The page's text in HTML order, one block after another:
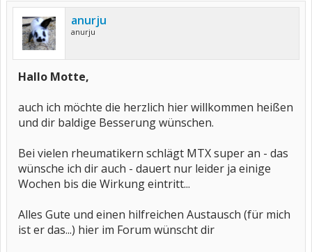
anurju
anurju
Hallo Motte,
auch ich möchte die herzlich hier willkommen heißen
und dir baldige Besserung wünschen.
Bei vielen rheumatikern schlägt MTX super an - das
wünsche ich dir auch - dauert nur leider ja einige
Wochen bis die Wirkung eintritt...
Alles Gute und einen hilfreichen Austausch (für mich
ist er das...) hier im Forum wünscht dir